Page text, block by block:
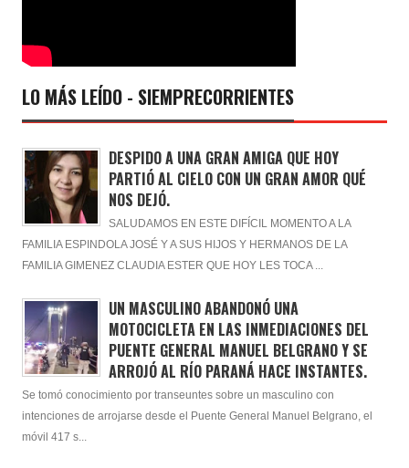
LO MÁS LEÍDO - SIEMPRECORRIENTES
DESPIDO A UNA GRAN AMIGA QUE HOY
PARTIÓ AL CIELO CON UN GRAN AMOR QUÉ
NOS DEJÓ.
SALUDAMOS EN ESTE DIFÍCIL MOMENTO A LA
FAMILIA ESPINDOLA JOSÉ Y A SUS HIJOS Y HERMANOS DE LA
FAMILIA GIMENEZ CLAUDIA ESTER QUE HOY LES TOCA ...
UN MASCULINO ABANDONÓ UNA
MOTOCICLETA EN LAS INMEDIACIONES DEL
PUENTE GENERAL MANUEL BELGRANO Y SE
ARROJÓ AL RÍO PARANÁ HACE INSTANTES.
Se tomó conocimiento por transeuntes sobre un masculino con
intenciones de arrojarse desde el Puente General Manuel Belgrano, el
móvil 417 s...